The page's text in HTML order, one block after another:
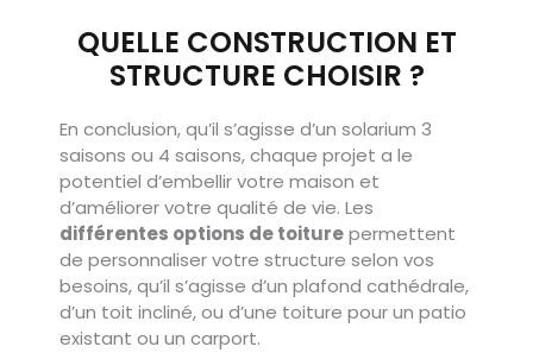
QUELLE CONSTRUCTION ET
STRUCTURE CHOISIR ?
En conclusion, qu’il s’agisse d’un solarium 3
saisons ou 4 saisons, chaque projet a le
potentiel d’embellir votre maison et
d’améliorer votre qualité de vie. Les
différentes options de toiturepermettent
de personnaliser votre structure selon vos
besoins, qu’il s’agisse d’un plafond cathédrale,
d’un toit incliné, ou d’une toiture pour un patio
existant ou un carport.